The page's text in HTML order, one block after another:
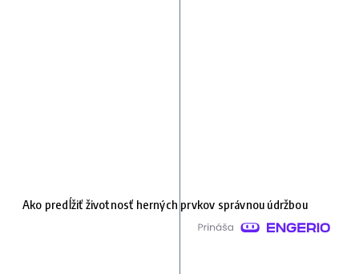
Ako predĺžiť životnosť herných prvkov správnou údržbou